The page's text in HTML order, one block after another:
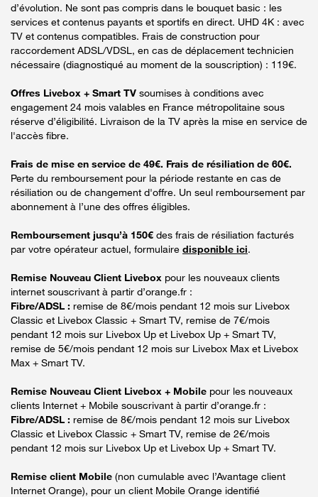
d’évolution. Ne sont pas compris dans le bouquet basic : les
services et contenus payants et sportifs en direct. UHD 4K : avec
TV et contenus compatibles. Frais de construction pour
raccordement ADSL/VDSL, en cas de déplacement technicien
nécessaire (diagnostiqué au moment de la souscription) : 119€.
Offres Livebox + Smart TV soumises à conditions avec
engagement 24 mois valables en France métropolitaine sous
réserve d’éligibilité. Livraison de la TV après la mise en service de
l'accès fibre.
Frais de mise en service de 49€. Frais de résiliation de 60€.
Perte du remboursement pour la période restante en cas de
résiliation ou de changement d'offre. Un seul remboursement par
abonnement à l’une des offres éligibles.
Remboursement jusqu’à 150€ des frais de résiliation facturés
par votre opérateur actuel, formulaire disponible ici.
Remise Nouveau Client Livebox pour les nouveaux clients
internet souscrivant à partir d’orange.fr :
Fibre/ADSL : remise de 8€/mois pendant 12 mois sur Livebox
Classic et Livebox Classic + Smart TV, remise de 7€/mois
pendant 12 mois sur Livebox Up et Livebox Up + Smart TV,
remise de 5€/mois pendant 12 mois sur Livebox Max et Livebox
Max + Smart TV.
Remise Nouveau Client Livebox + Mobile pour les nouveaux
clients Internet + Mobile souscrivant à partir d’orange.fr :
Fibre/ADSL : remise de 8€/mois pendant 12 mois sur Livebox
Classic et Livebox Classic + Smart TV, remise de 2€/mois
pendant 12 mois sur Livebox Up et Livebox Up + Smart TV.
Remise client Mobile (non cumulable avec l’Avantage client
Internet Orange), pour un client Mobile Orange identifié